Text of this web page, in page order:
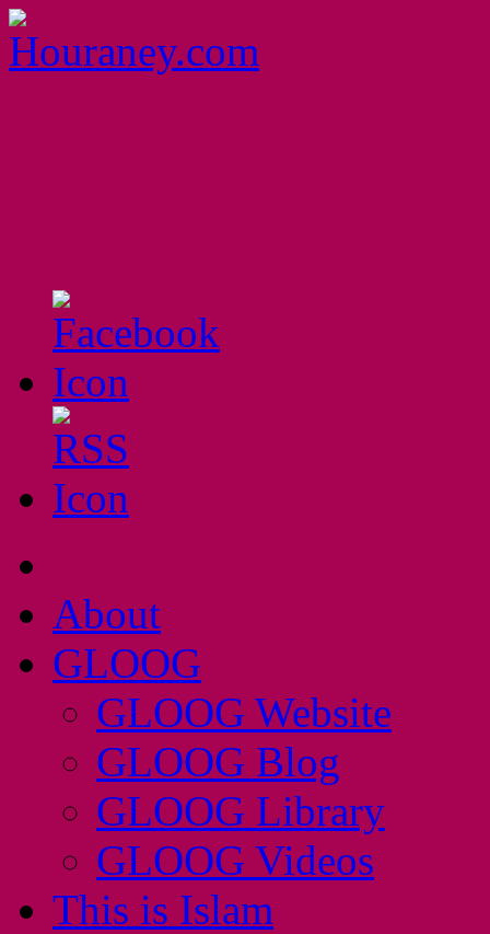
About
GLOOG
GLOOG Website
GLOOG Blog
GLOOG Library
GLOOG Videos
This is Islam